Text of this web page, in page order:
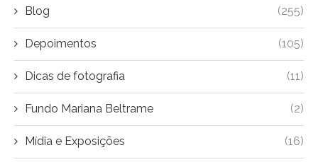
Blog (255)
Depoimentos (105)
Dicas de fotografia (11)
Fundo Mariana Beltrame (2)
Mídia e Exposições (16)